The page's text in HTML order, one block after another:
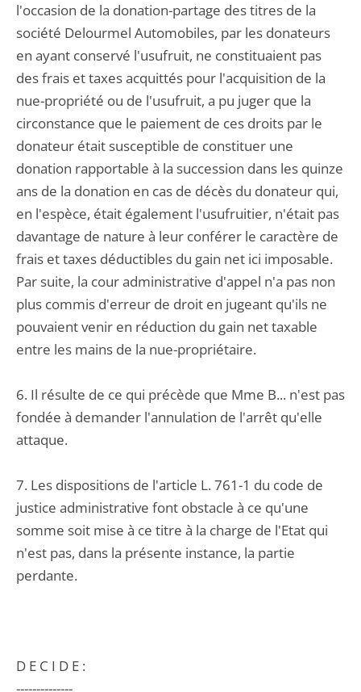
l'occasion de la donation-partage des titres de la
société Delourmel Automobiles, par les donateurs
en ayant conservé l'usufruit, ne constituaient pas
des frais et taxes acquittés pour l'acquisition de la
nue-propriété ou de l'usufruit, a pu juger que la
circonstance que le paiement de ces droits par le
donateur était susceptible de constituer une
donation rapportable à la succession dans les quinze
ans de la donation en cas de décès du donateur qui,
en l'espèce, était également l'usufruitier, n'était pas
davantage de nature à leur conférer le caractère de
frais et taxes déductibles du gain net ici imposable.
Par suite, la cour administrative d'appel n'a pas non
plus commis d'erreur de droit en jugeant qu'ils ne
pouvaient venir en réduction du gain net taxable
entre les mains de la nue-propriétaire.
6. Il résulte de ce qui précède que Mme B... n'est pas
fondée à demander l'annulation de l'arrêt qu'elle
attaque.
7. Les dispositions de l'article L. 761-1 du code de
justice administrative font obstacle à ce qu'une
somme soit mise à ce titre à la charge de l'Etat qui
n'est pas, dans la présente instance, la partie
perdante.
D E C I D E :